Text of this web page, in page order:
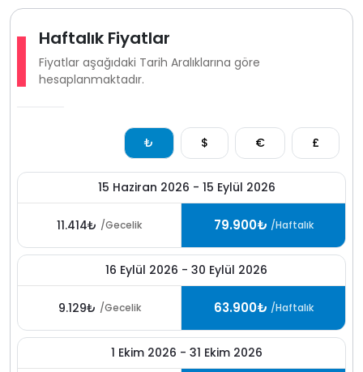
Haftalık Fiyatlar
Fiyatlar aşağıdaki Tarih Aralıklarına göre
hesaplanmaktadır.
₺ $ € £
15 Haziran 2026 - 15 Eylül 2026
11.414₺ /Gecelik 79.900₺ /Haftalık
16 Eylül 2026 - 30 Eylül 2026
9.129₺ /Gecelik 63.900₺ /Haftalık
1 Ekim 2026 - 31 Ekim 2026